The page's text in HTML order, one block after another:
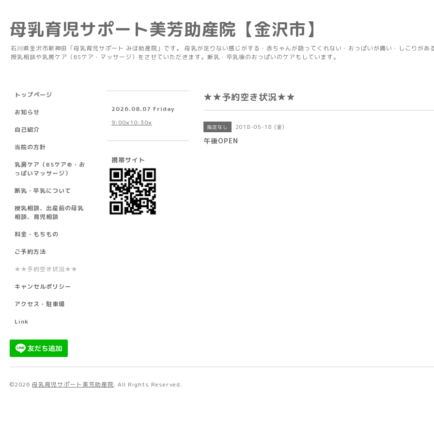
母乳育児サポート美芳助産院【金沢市】
石川県金沢市新神田「母乳育児サポート みほ助産院」です。 母乳が足りない感じがする・赤ちゃんが吸ってくれない・おっぱいが痛い・しこりがあ
授乳相談や乳房ケア（BSケア・マッサージ）をさせていただきます。断乳・卒乳後のおっぱいのケアもしています。
★★予約空き状況★★
指定なし 2018-05-18 (金)
午後OPEN
トップページ
お知らせ
自己紹介
当院の方針
乳房ケア（BSケア®︎・お
っぱいマッサージ）
断乳・卒乳について
授乳相談、出産前の母乳
相談、育児相談
料金・もちもの
ご予約方法
★★予約空き状況★★
キャンセルポリシー
アクセス・駐車場
Link
2026.08.07 Friday
9:00×10:30×
携帯サイト
©2026 母乳育児サポート美芳助産院. All Rights Reserved.